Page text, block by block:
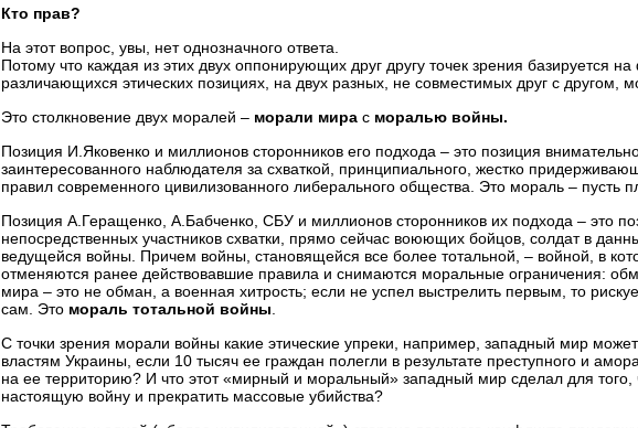
Кто прав?
На этот вопрос, увы, нет однозначного ответа.
Потому что каждая из этих двух оппонирующих друг другу точек зрения базируется
различающихся этических позициях, на двух разных, не совместимых друг с другом,
Это столкновение двух моралей – морали мира с моралью войны.
Позиция И.Яковенко и миллионов сторонников его подхода – это позиция
заинтересованного наблюдателя за схваткой, принципиального, жестко
правил современного цивилизованного либерального общества. Это мораль – пусть
Позиция А.Геращенко, А.Бабченко, СБУ и миллионов сторонников их подхода – это
непосредственных участников схватки, прямо сейчас воюющих бойцов, солдат в
ведущейся войны. Причем войны, становящейся все более тотальной, – войной, в
отменяются ранее действовавшие правила и снимаются моральные ограничения:
мира – это не обман, а военная хитрость; если не успел выстрелить первым, то
сам. Это мораль тотальной войны
С точки зрения морали войны какие этические упреки, например, западный мир
властям Украины, если 10 тысяч ее граждан полегли в результате преступного и
на ее территорию? И что этот «мирный и моральный» западный мир сделал для того,
настоящую войну и прекратить массовые убийства?